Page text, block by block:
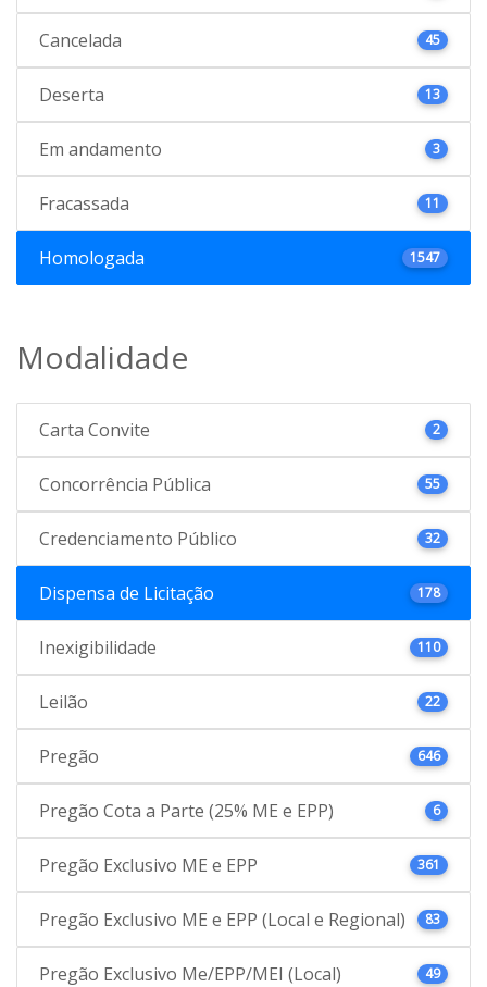
Cancelada 45
Deserta 13
Em andamento 3
Fracassada 11
Homologada 1547
Modalidade
Carta Convite 2
Concorrência Pública 55
Credenciamento Público 32
Dispensa de Licitação 178
Inexigibilidade 110
Leilão 22
Pregão 646
Pregão Cota a Parte (25% ME e EPP) 6
Pregão Exclusivo ME e EPP 361
Pregão Exclusivo ME e EPP (Local e Regional) 83
Pregão Exclusivo Me/EPP/MEI (Local) 49